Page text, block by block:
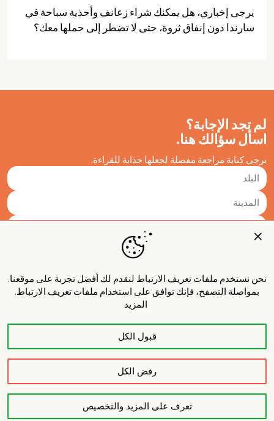
يرجى إخباري، هل يمكنك شراء زعانف وأحذية سباحة في
سارندا دون إنفاق ثروة، حتى لا تضطر إلى حملها معك؟
لم تجد الإجابة؟
اسأل سؤالك هنا.
يرجى كتابة مراجعة مفصلة لجعلها جذابة للقراءة.
نشر
حول المشروع
نحن نستخدم ملفات تعريف الارتباط لنقدم لك أفضل تجربة على موقعنا.
بمواصلة التصفح، فإنك توافق على استخدام ملفات تعريف الارتباط.
المزيد
قبول الكل
رفض الكل
تعرف على المزيد والتخصيص